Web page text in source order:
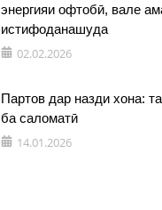
энергияи офтобӣ, вале
истифоданашуда
02.02.2026
Партов дар назди хона:
ба саломатӣ
14.01.2026